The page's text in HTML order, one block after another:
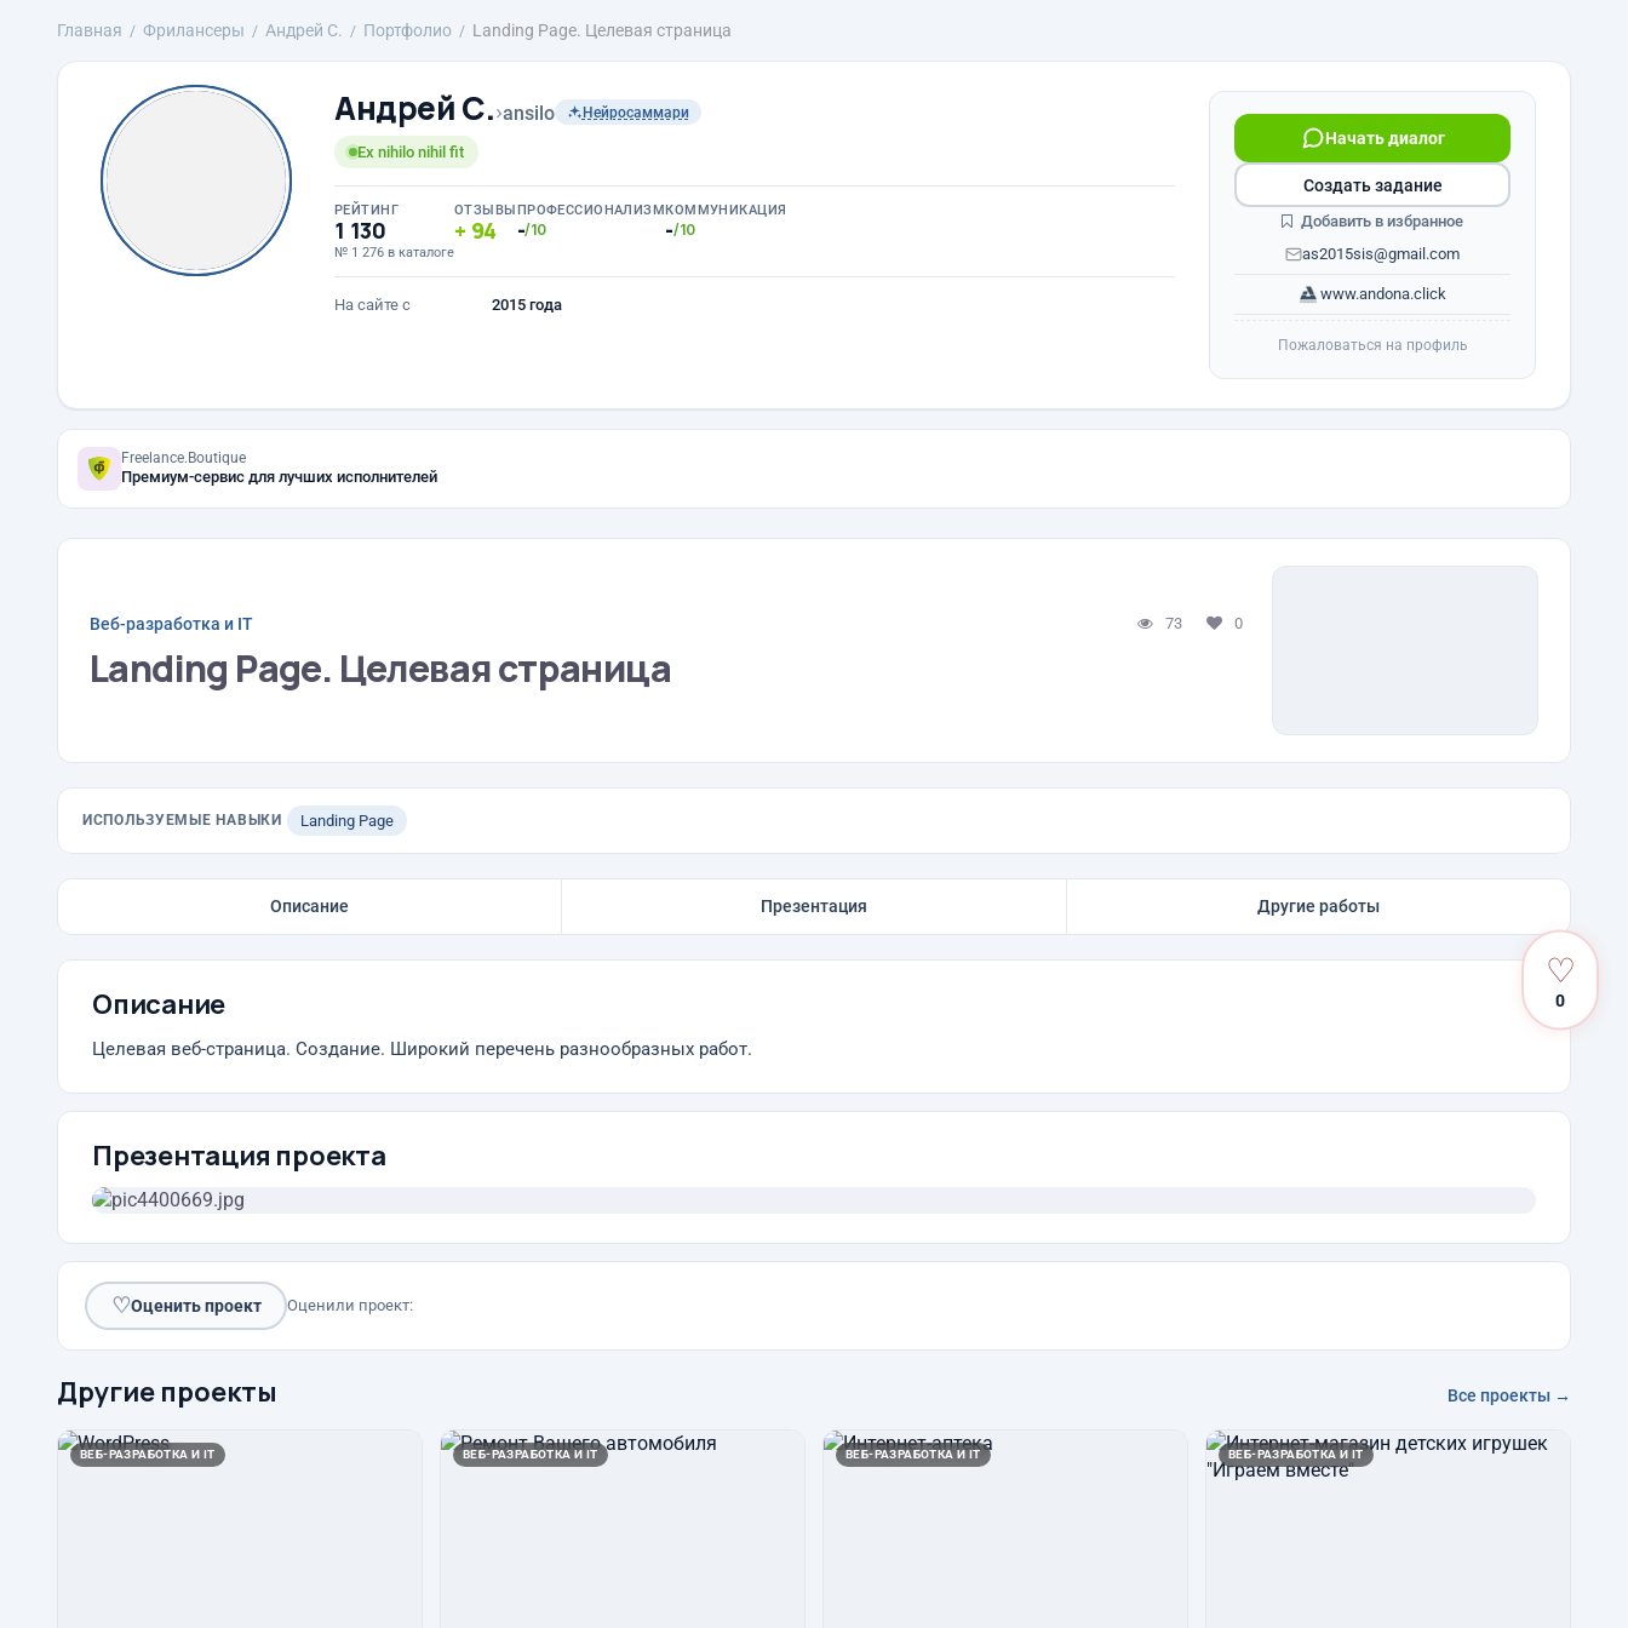
Главная Фрилансеры Андрей С. Портфолио Landing Page. Целевая страница
Андрей С.›ansilo Нейросаммари
Ex nihilo nihil fit
РЕЙТИНГ
1 130
№ 1 276 в каталоге
ОТЗЫВЫ
94
ПРОФЕССИОНАЛИЗМ
-/10
КОММУНИКАЦИЯ
-/10
На сайте с 2015 года
Начать диалог
as2015sis@gmail.com
www.andona.click
Создать задание
Добавить в избранное
Пожаловаться на профиль
Freelance.Boutique
Премиум-сервис для лучших исполнителей
Веб-разработка и IT 73 0
Landing Page. Целевая страница
ИСПОЛЬЗУЕМЫЕ НАВЫКИ Landing Page
Описание Презентация Другие работы
Описание
Целевая веб-страница. Создание. Широкий перечень разнообразных работ.
Презентация проекта
♡
0
♡Оценить проект Оценили проект:
Другие проекты Все проекты →
ВЕБ-РАЗРАБОТКА И IT ВЕБ-РАЗРАБОТКА И IT ВЕБ-РАЗРАБОТКА И IT ВЕБ-РАЗРАБОТКА И IT